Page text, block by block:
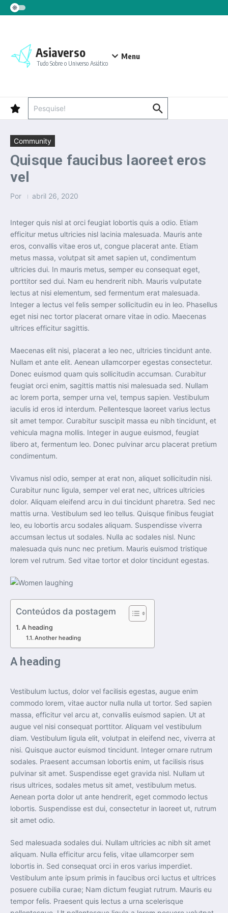
Ir para o conteúdo
Asiaverso
Tudo Sobre o Universo Asiático
Menu
Community
Quisque faucibus laoreet eros
vel
Por abril 26, 2020
Integer quis nisl at orci feugiat lobortis quis a odio. Etiam
efficitur metus ultricies nisl lacinia malesuada. Mauris ante
eros, convallis vitae eros ut, congue placerat ante. Etiam
metus massa, volutpat sit amet sapien ut, condimentum
ultricies dui. In mauris metus, semper eu consequat eget,
porttitor sed dui. Nam eu hendrerit nibh. Mauris vulputate
lectus at nisi elementum, sed fermentum erat malesuada.
Integer a lectus vel felis semper sollicitudin eu in leo. Phasellus
eget nisi nec tortor placerat ornare vitae in odio. Maecenas
ultrices efficitur sagittis.
Maecenas elit nisi, placerat a leo nec, ultricies tincidunt ante.
Nullam et ante elit. Aenean ullamcorper egestas consectetur.
Donec euismod quam quis sollicitudin accumsan. Curabitur
feugiat orci enim, sagittis mattis nisi malesuada sed. Nullam
ac lorem porta, semper urna vel, tempus sapien. Vestibulum
iaculis id eros id interdum. Pellentesque laoreet varius lectus
sit amet tempor. Curabitur suscipit massa eu nibh tincidunt, et
vehicula magna mollis. Integer in augue euismod, feugiat
libero at, fermentum leo. Donec pulvinar arcu placerat pretium
condimentum.
Vivamus nisl odio, semper at erat non, aliquet sollicitudin nisi.
Curabitur nunc ligula, semper vel erat nec, ultrices ultricies
dolor. Aliquam eleifend arcu in dui tincidunt pharetra. Sed nec
mattis urna. Vestibulum sed leo tellus. Quisque finibus feugiat
leo, eu lobortis arcu sodales aliquam. Suspendisse viverra
accumsan lectus ut sodales. Nulla ac sodales nisl. Nunc
malesuada quis nunc nec pretium. Mauris euismod tristique
lorem vel rutrum. Sed vitae tortor et dolor tincidunt egestas.
Conteúdos da postagem
A heading
Another heading
A heading
Vestibulum luctus, dolor vel facilisis egestas, augue enim
commodo lorem, vitae auctor nulla nulla ut tortor. Sed sapien
massa, efficitur vel arcu at, convallis euismod sapien. Ut at
augue vel nisi consequat porttitor. Aliquam vel vestibulum
diam. Vestibulum ligula elit, volutpat in eleifend nec, viverra at
nisi. Quisque auctor euismod tincidunt. Integer ornare rutrum
sodales. Praesent accumsan lobortis enim, ut facilisis risus
pulvinar sit amet. Suspendisse eget gravida nisl. Nullam ut
risus ultrices, sodales metus sit amet, vestibulum metus.
Aenean porta dolor ut ante hendrerit, eget commodo lectus
lobortis. Suspendisse est dui, consectetur in laoreet ut, rutrum
sit amet odio.
Sed malesuada sodales dui. Nullam ultricies ac nibh sit amet
aliquam. Nulla efficitur arcu felis, vitae ullamcorper sem
lobortis in. Sed consequat orci in eros varius imperdiet.
Vestibulum ante ipsum primis in faucibus orci luctus et ultrices
posuere cubilia curae; Nam dictum feugiat rutrum. Mauris eu
tempor felis. Praesent quis lectus a urna scelerisque